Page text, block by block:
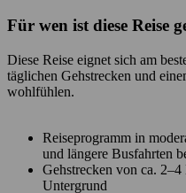
Für wen ist diese Reise
Diese Reise eignet sich am
täglichen Gehstrecken und
wohlfühlen.
Reiseprogramm in
und längere Busfahrten
Gehstrecken von ca.
Untergrund